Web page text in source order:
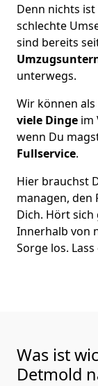
Denn nichts
schlechte
sind bereits
unterwegs.
Wir können
viele Dinge im
wenn Du
Fullservice.
Hier brauchst
managen, den
Dich. Hört sich
Innerhalb von
Sorge los.
Was ist
Detmold